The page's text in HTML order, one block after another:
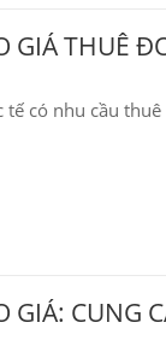
GIÁ THUÊ
có nhu cầu
GIÁ: CUNG